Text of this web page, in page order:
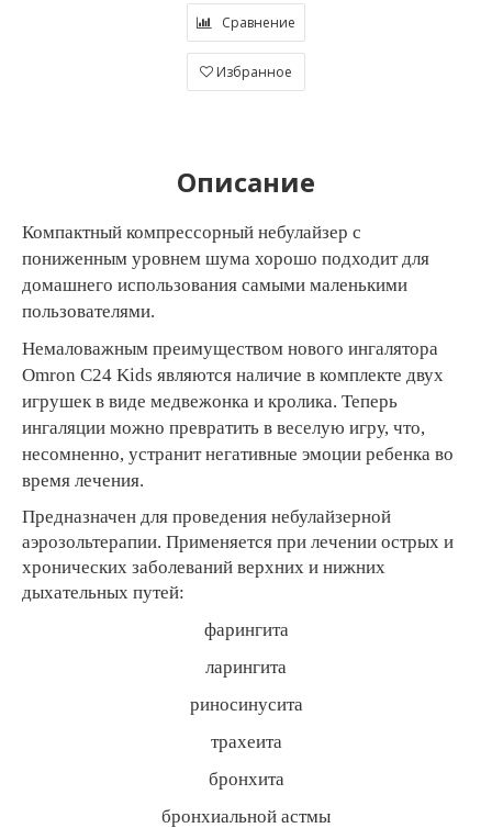
Сравнение
Избранное
Описание
Компактный компрессорный небулайзер с
пониженным уровнем шума хорошо подходит для
домашнего использования самыми маленькими
пользователями.
Немаловажным преимуществом нового ингалятора
Omron C24 Kids являются наличие в комплекте двух
игрушек в виде медвежонка и кролика. Теперь
ингаляции можно превратить в веселую игру, что,
несомненно, устранит негативные эмоции ребенка во
время лечения.
Предназначен для проведения небулайзерной
аэрозольтерапии. Применяется при лечении острых и
хронических заболеваний верхних и нижних
дыхательных путей:
фарингита
ларингита
риносинусита
трахеита
бронхита
бронхиальной астмы